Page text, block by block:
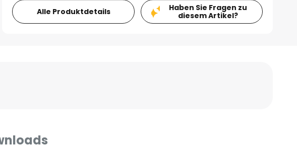
Alle Produktdetails
Haben Sie Fragen zu
diesem Artikel?